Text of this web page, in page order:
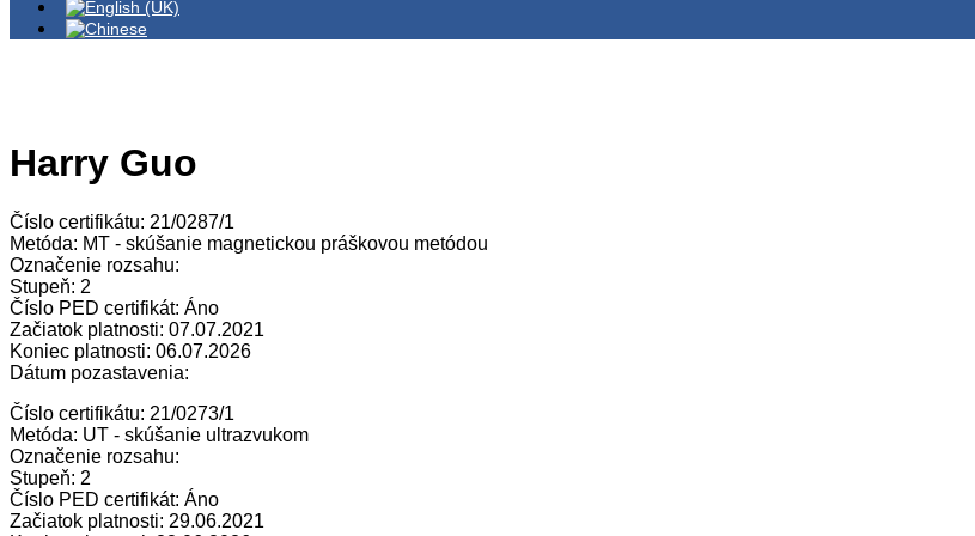
Harry Guo
Číslo certifikátu: 21/0287/1
Metóda: MT - skúšanie magnetickou práškovou metódou
Označenie rozsahu:
Stupeň: 2
Číslo PED certifikát: Áno
Začiatok platnosti: 07.07.2021
Koniec platnosti: 06.07.2026
Dátum pozastavenia:
Číslo certifikátu: 21/0273/1
Metóda: UT - skúšanie ultrazvukom
Označenie rozsahu:
Stupeň: 2
Číslo PED certifikát: Áno
Začiatok platnosti: 29.06.2021